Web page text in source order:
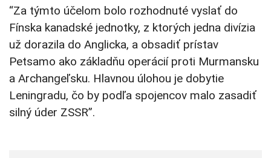
“Za týmto účelom bolo rozhodnuté vyslať do
Fínska kanadské jednotky, z ktorých jedna divízia
už dorazila do Anglicka, a obsadiť prístav
Petsamo ako základňu operácií proti Murmansku
a Archangeľsku. Hlavnou úlohou je dobytie
Leningradu, čo by podľa spojencov malo zasadiť
silný úder ZSSR”.